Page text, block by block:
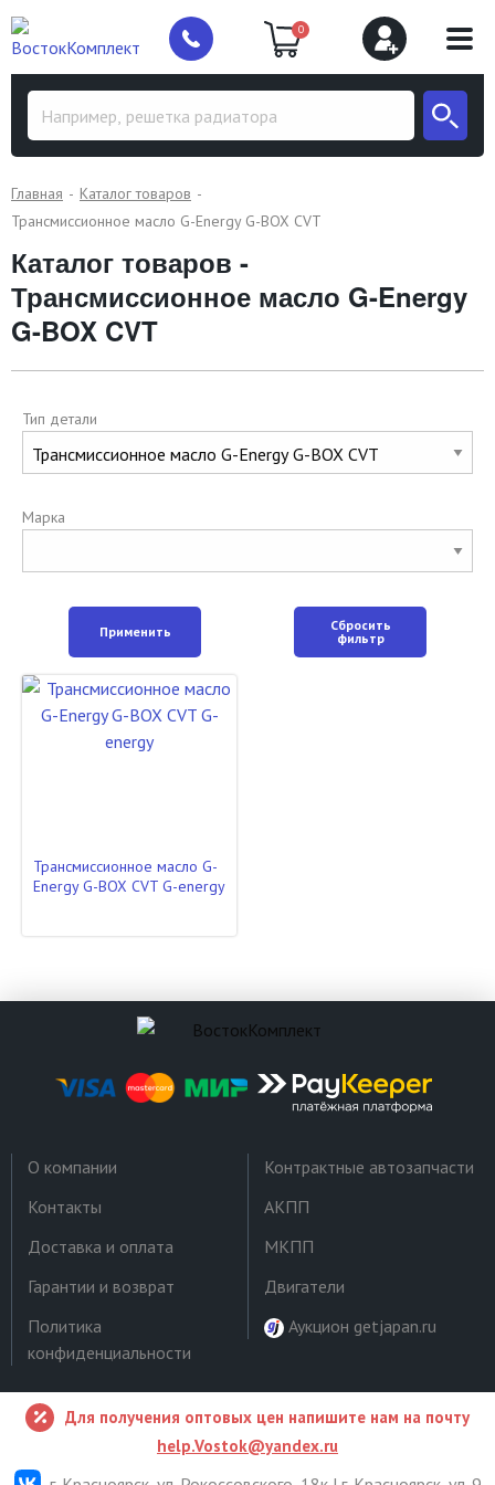
0
Главная
Каталог товаров
Трансмиссионное масло G-Energy G-BOX CVT
Каталог товаров -
Трансмиссионное масло G-Energy
G-BOX CVT
Тип детали
Марка
Применить
Сбросить
фильтр
Трансмиссионное масло G-
Energy G-BOX CVT G-energy
О компании
Контакты
Доставка и оплата
Гарантии и возврат
Политика
конфиденциальности
Контрактные автозапчасти
АКПП
МКПП
Двигатели
Аукцион getjapan.ru
Для получения оптовых цен напишите нам на почту
help.Vostok@yandex.ru